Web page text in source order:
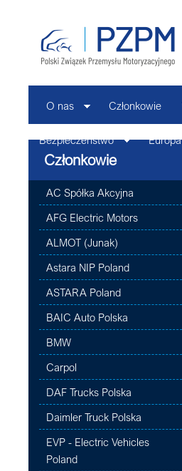
O nas Członkowie
Bezpieczeństwo Europa
Członkowie
AC Spółka Akcyjna
AFG Electric Motors
ALMOT (Junak)
Astara NIP Poland
ASTARA Poland
BAIC Auto Polska
BMW
Carpol
DAF Trucks Polska
Daimler Truck Polska
EVP - Electric Vehicles
Poland